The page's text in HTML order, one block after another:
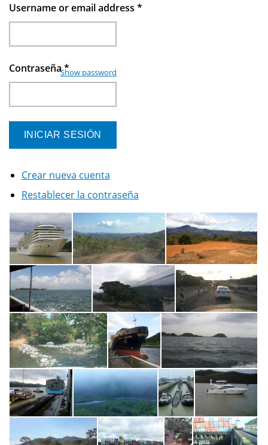
Username or email address *
Contraseña*
Show password
Crear nueva cuenta
Restablecer la contraseña